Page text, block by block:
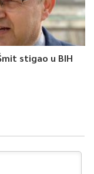
stigao u BIH